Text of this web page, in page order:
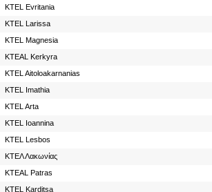
ΚΤΕL Evritania
KTEL Larissa
ΚΤΕL Magnesia
KTEAL Kerkyra
KTEL Aitoloakarnanias
KTEL Imathia
KTEL Arta
KTEL Ioannina
KTEL Lesbos
ΚΤΕΛ Λακωνίας
KTEAL Patras
ΚΤΕL Karditsa